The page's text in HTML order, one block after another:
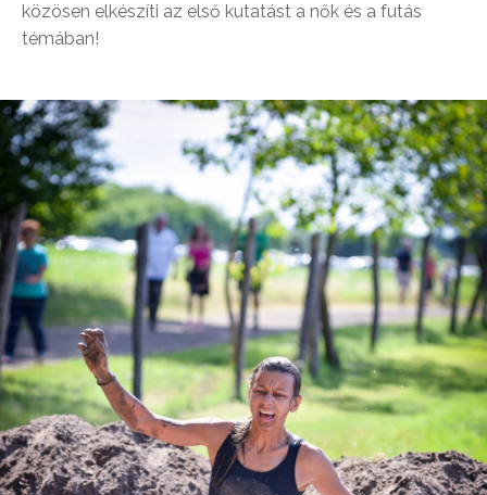
közösen elkészíti az első kutatást a nők és a futás
témában!